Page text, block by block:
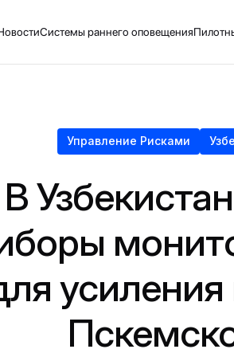
Системы раннего оповещения
Управление Рисками
В